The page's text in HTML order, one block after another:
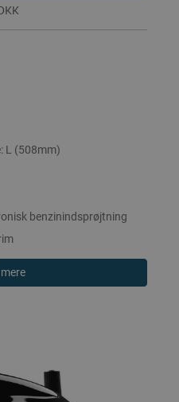
L (508mm)
benzinindsprøjtning